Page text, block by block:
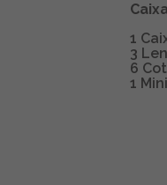
1
3
6
1